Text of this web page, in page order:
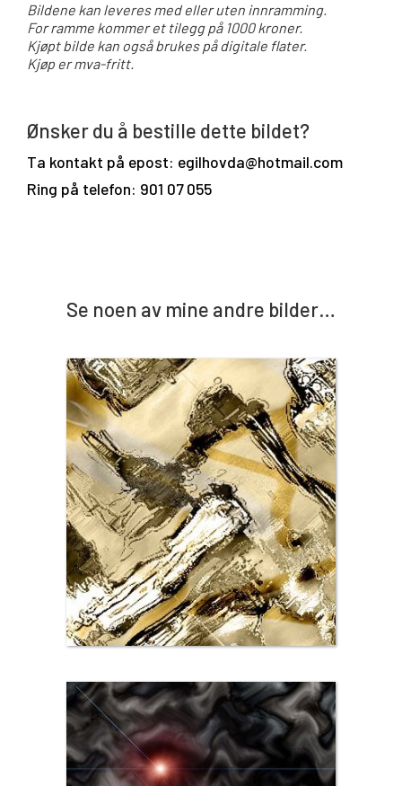
Bildene kan leveres med eller uten innramming.
For ramme kommer et tilegg på 1000 kroner.
Kjøpt bilde kan også brukes på digitale flater.
Kjøp er mva-fritt.
Ønsker du å bestille dette bildet?
Ta kontakt på epost: egilhovda@hotmail.com
Ring på telefon: 901 07 055
Se noen av mine andre bilder…